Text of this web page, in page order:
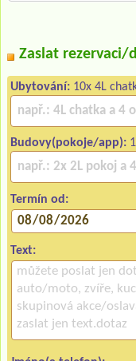
Zaslat rezervaci/
Ubytování: 10x 4L
Budovy(pokoje/app):
Termín od:
Text: